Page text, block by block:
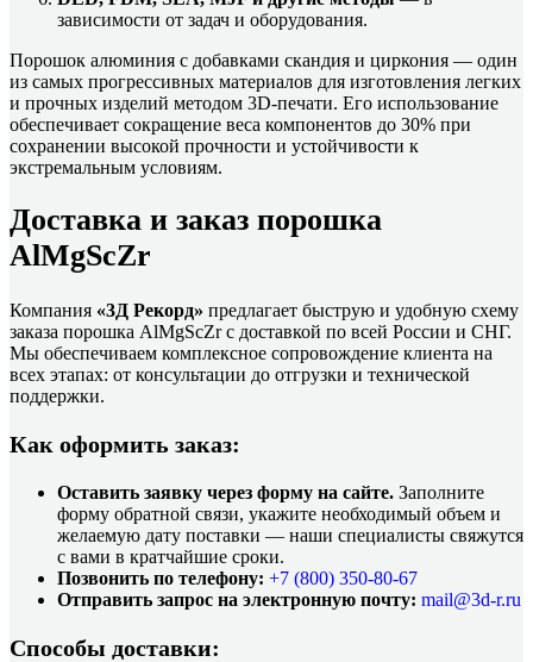
зависимости от задач и оборудования.
Порошок алюминия с добавками скандия и циркония — один
из самых прогрессивных материалов для изготовления легких
и прочных изделий методом 3D-печати. Его использование
обеспечивает сокращение веса компонентов до 30% при
сохранении высокой прочности и устойчивости к
экстремальным условиям.
Доставка и заказ порошка
AlMgScZr
Компания «3Д Рекорд» предлагает быструю и удобную схему
заказа порошка AlMgScZr с доставкой по всей России и СНГ.
Мы обеспечиваем комплексное сопровождение клиента на
всех этапах: от консультации до отгрузки и технической
поддержки.
Как оформить заказ:
Оставить заявку через форму на сайте. Заполните
форму обратной связи, укажите необходимый объем и
желаемую дату поставки — наши специалисты свяжутся
с вами в кратчайшие сроки.
Позвонить по телефону: +7 (800) 350-80-67
Отправить запрос на электронную почту: mail@3d-r.ru
Способы доставки: